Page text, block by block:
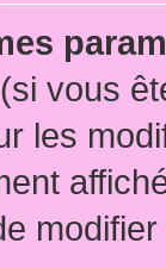
vous
les